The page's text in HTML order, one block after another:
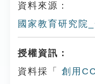
資料來源：
國家教育研究院
授權資訊：
資料採「
創用